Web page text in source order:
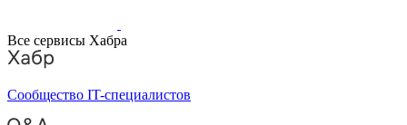
Все сервисы Хабра
Сообщество IT-специалистов